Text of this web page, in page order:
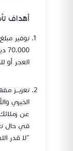
أهداف
توفير
العجر أو
تعزيـــز
الخيري
عن
في حال
"لا قدر